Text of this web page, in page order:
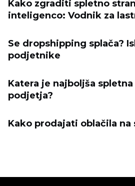
Kako zgraditi spletno
inteligenco: Vodnik za
Se dropshipping splača?
podjetnike
Katera je najboljša
podjetja?
Kako prodajati oblačila na